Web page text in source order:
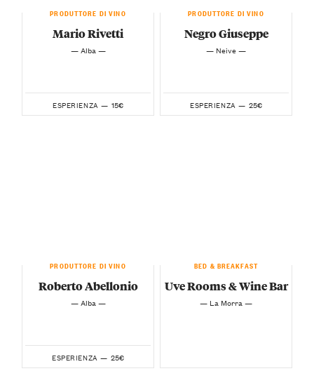
PRODUTTORE DI VINO
Mario Rivetti
— Alba —
ESPERIENZA — 15€
PRODUTTORE DI VINO
Negro Giuseppe
— Neive —
ESPERIENZA — 25€
PRODUTTORE DI VINO
Roberto Abellonio
— Alba —
ESPERIENZA — 25€
BED & BREAKFAST
Uve Rooms & Wine Bar
— La Morra —